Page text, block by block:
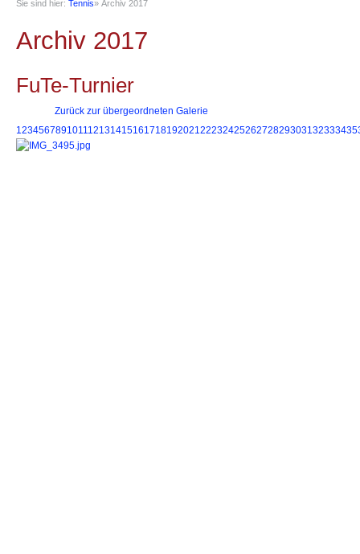
Sie sind hier: Tennis» Archiv 2017
Archiv 2017
FuTe-Turnier
Zurück zur übergeordneten Galerie
1234567891011121314151617181920212223242526272829303132333435